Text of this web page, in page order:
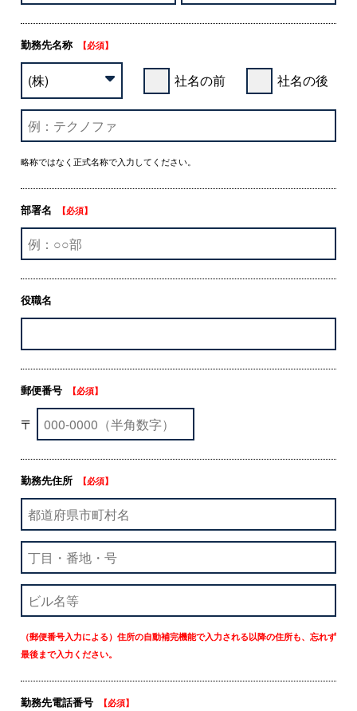
勤務先名称 【必須】
社名の前 社名の後
略称ではなく正式名称で入力してください。
部署名 【必須】
役職名
郵便番号 【必須】
〒
勤務先住所 【必須】
（郵便番号入力による）住所の自動補完機能で入力される以降の住所も、忘れず
最後まで入力ください。
勤務先電話番号 【必須】